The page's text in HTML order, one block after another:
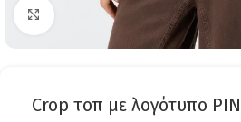
Click to enlarge
Crop τοπ με λογότυπο